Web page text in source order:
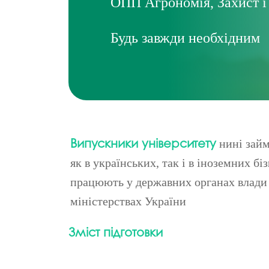
Профспілка
3D тур по університету
Наші контакти
Антикорупційна діяльність
Меморіал пам'яті
Відділ маркетингу
Центр
4.0
освітнього
Навчально-
Дорадча служба
Будь завжди необхідним
Випускники університетунині
як в українських, так і в іноземних
працюють у державних органах влади
міністерствах України
Зміст підготовки